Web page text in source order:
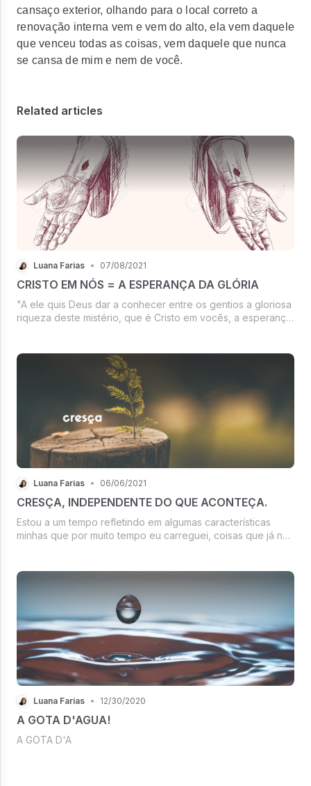
cansaço exterior, olhando para o local correto a
renovação interna vem e vem do alto, ela vem daquele
que venceu todas as coisas, vem daquele que nunca
se cansa de mim e nem de você.
Related articles
Luana Farias • 07/08/2021
CRISTO EM NÓS = A ESPERANÇA DA GLÓRIA
"A ele quis Deus dar a conhecer entre os gentios a gloriosa
riqueza deste mistério, que é Cristo em vocês, a esperança
Luana Farias • 06/06/2021
CRESÇA, INDEPENDENTE DO QUE ACONTEÇA.
Estou a um tempo refletindo em algumas características
minhas que por muito tempo eu carreguei, coisas que já não
ou duas, mas diversas...
Luana Farias • 12/30/2020
A GOTA D'AGUA!
A GOTA D'A